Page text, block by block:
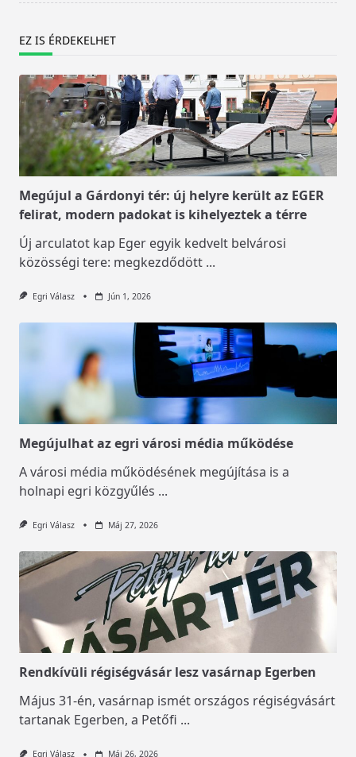
EZ IS ÉRDEKELHET
Megújul a Gárdonyi tér: új helyre került az EGER
felirat, modern padokat is kihelyeztek a térre
Új arculatot kap Eger egyik kedvelt belvárosi
közösségi tere: megkezdődött ...
Egri Válasz Jún 1, 2026
Megújulhat az egri városi média működése
A városi média működésének megújítása is a
holnapi egri közgyűlés ...
Egri Válasz Máj 27, 2026
Rendkívüli régiségvásár lesz vasárnap Egerben
Május 31-én, vasárnap ismét országos régiségvásárt
tartanak Egerben, a Petőfi ...
Egri Válasz Máj 26, 2026